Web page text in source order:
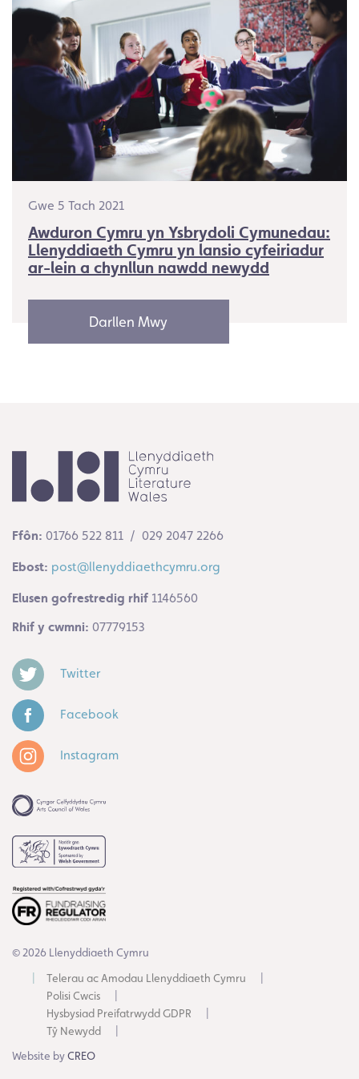
Gwe 5 Tach 2021
Awduron Cymru yn Ysbrydoli Cymunedau:
Llenyddiaeth Cymru yn lansio cyfeiriadur
ar-lein a chynllun nawdd newydd
Darllen Mwy
Ffôn: 01766 522 811 / 029 2047 2266
Ebost: post@llenyddiaethcymru.org
Elusen gofrestredig rhif 1146560
Rhif y cwmni: 07779153
Twitter
Facebook
Instagram
© 2026 Llenyddiaeth Cymru
Telerau ac Amodau Llenyddiaeth Cymru
Polisi Cwcis
Hysbysiad Preifatrwydd GDPR
Tŷ Newydd
Website byCREO